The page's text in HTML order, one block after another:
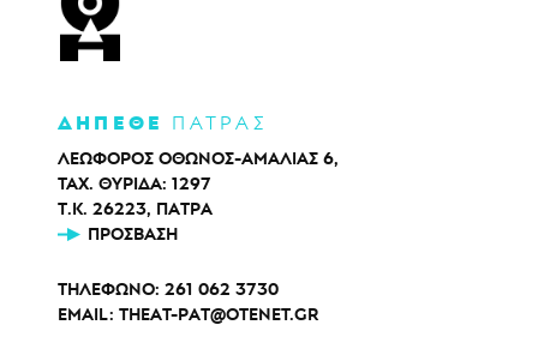
ΔΗΠΕΘΕ ΠΑΤΡΑΣ
ΛΕΩΦΟΡΟΣ ΟΘΩΝΟΣ-ΑΜΑΛΙΑΣ 6,
ΤΑΧ. ΘΥΡΙΔΑ: 1297
Τ.Κ. 26223, ΠΑΤΡΑ
ΠΡΌΣΒΑΣΗ
ΤΗΛΕΦΩΝΟ: 261 062 3730
EMAIL: THEAT-PAT@OTENET.GR